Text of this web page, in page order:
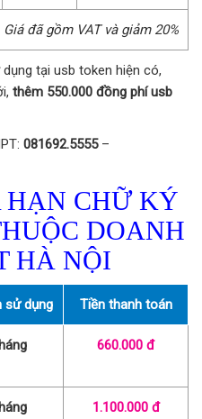
Giá đã gồm VAT và giảm 20%
tại usb token hiện có,
thêm 550.000 đồng phí usb
081692.5555–
CHỮ KÝ
DOANH
HÀ NỘI
sử dụng Tiền thanh toán
660.000 đ
1.100.000 đ